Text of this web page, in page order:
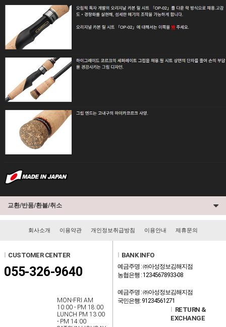
교환/반품/환불/취소
회사소개 이용약관 개인정보취급방침 이용안내 제휴문의
l CUSTOMER CENTER
055-326-9640
MON-FRI AM
10:00 - PM 18:00
LUNCH PM 13:00
- PM 14:00
l BANK INFO
예금주명 : ㈜아성정보김해지점
농협은행 : 12345678933-08
예금주명 : ㈜아성정보김해지점
국민은행: 91234561271
l RETURN &
EXCHANGE